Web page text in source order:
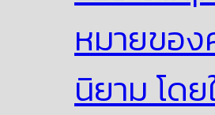
หมายของ
นิยาม โด